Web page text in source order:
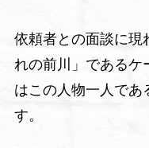
依頼者との面談に現
れの前川」であるケ
はこの人物一人であ
す。